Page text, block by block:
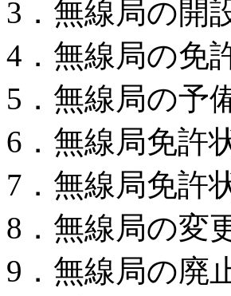
3．無線局の開
4．無線局の免
5．無線局の予
6．無線局免許
7．無線局免許
8．無線局の変
9．無線局の廃